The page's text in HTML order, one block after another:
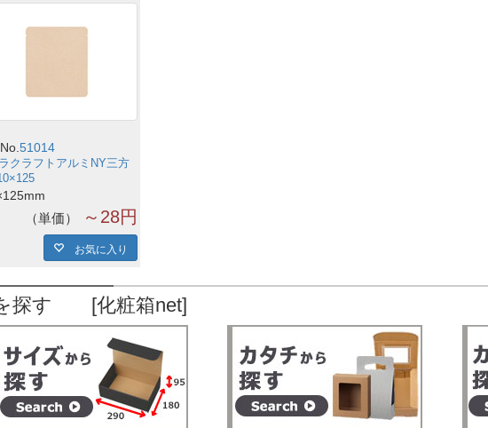
51014
クラフトアルミNY三方
単価 ～28円
お気に入り
探す [化粧箱net]